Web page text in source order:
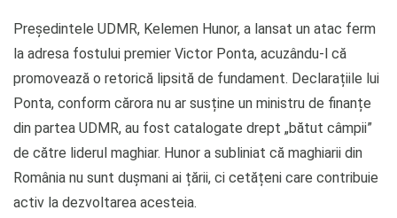
Președintele UDMR, Kelemen Hunor, a lansat un atac ferm
la adresa fostului premier Victor Ponta, acuzându-l că
promovează o retorică lipsită de fundament. Declarațiile lui
Ponta, conform cărora nu ar susține un ministru de finanțe
din partea UDMR, au fost catalogate drept „bătut câmpii”
de către liderul maghiar. Hunor a subliniat că maghiarii din
România nu sunt dușmani ai țării, ci cetățeni care contribuie
activ la dezvoltarea acesteia.